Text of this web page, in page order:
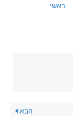
ראשי
הבא